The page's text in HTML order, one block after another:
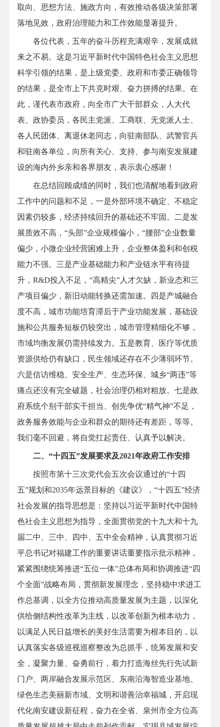
取向、思想方法、施政方向，有效推动各级决策部署
落地见效，政府治理能力和工作效能显著提升。
各位代表，五年的奋斗历程充满艰辛，发展成就
来之不易。这是习近平新时代中国特色社会主义思想
科学引领的结果，是上级党委、政府和市委正确领导
的结果，是全市上下共克时艰、奋力拼搏的结果。在
此，谨代表市政府，向全市广大干部群众，人大代
表、政协委员，各民主党派、工商联、无党派人士、
各人民团体、离退休老同志，向驻南部队、武警官兵
和驻南各单位，向所有关心、支持、参与南安发展建
设的海内外乡亲和各界朋友，表示衷心感谢！
在总结回顾成绩的同时，我们也清醒地看到政府
工作中的问题和不足，一是外部环境不确定、不稳定
因素仍较多，经济持续回升的基础还不牢固。二是发
展质效不高，“头部”企业规模偏小，“腰部”企业数量
偏少，小微企业经营困难上升，企业整体盈利和创税
能力不强。三是产业基础能力和产业链水平有待提
升，R&D投入不足，“高精尖”人才欠缺，新业态和三
产项目偏少，新旧动能转换还需加速。四是产城融合
度不高，城市功能培育滞后于产业功能发展，基础设
施和公共服务短板仍较突出，城市管理精细化不够，
市域均衡发展仍需持续发力。五是教育、医疗等优质
资源供给仍有缺口，民生领域还存在不少薄弱环节。
六是信访维稳、安全生产、生态环保、城乡“两违”等
痛点还没有完全破题，社会治理仍相对粗放。七是政
府系统个别干部实干担当、创先争优“精气神”不足，
政务服务效能与企业和群众的期待还有差距，等等。
我们毫不回避，将自觉扛起责任、认真予以解决。
二、“十四五”发展要求及2021年政府工作安排
按照市第十三次党代会五次会议通过的“十四
五”规划和2035年远景目标的《建议》，“十四五”经济
社会发展的指导思想是：坚持以习近平新时代中国特
色社会主义思想为指导，全面贯彻党的十九大和十九
届二中、三中、四中、五中全会精神，认真贯彻习近
平总书记对福建工作的重要讲话重要指示批示精神，
紧紧围绕统筹推进“五位一体”总体布局和协调推进“四
个全面”战略布局，贯彻新发展理念，坚持稳中求进工
作总基调，以全方位推动高质量发展为主题，以深化
供给侧结构性改革为主线，以改革创新为根本动力，
以满足人民日益增长的美好生活需要为根本目的，以
认真落实各级巡视巡察整改为总抓手，统筹发展和安
全，凝聚力量、奋勇前行，着力打造海丝先行先试新
门户、两岸融合发展示范区、东南沿海智造业基地、
绿色生态美丽新市域、文明和谐善治幸福城，开启现
代化南安建设新征程，奋力在全省、泉州市全方位高